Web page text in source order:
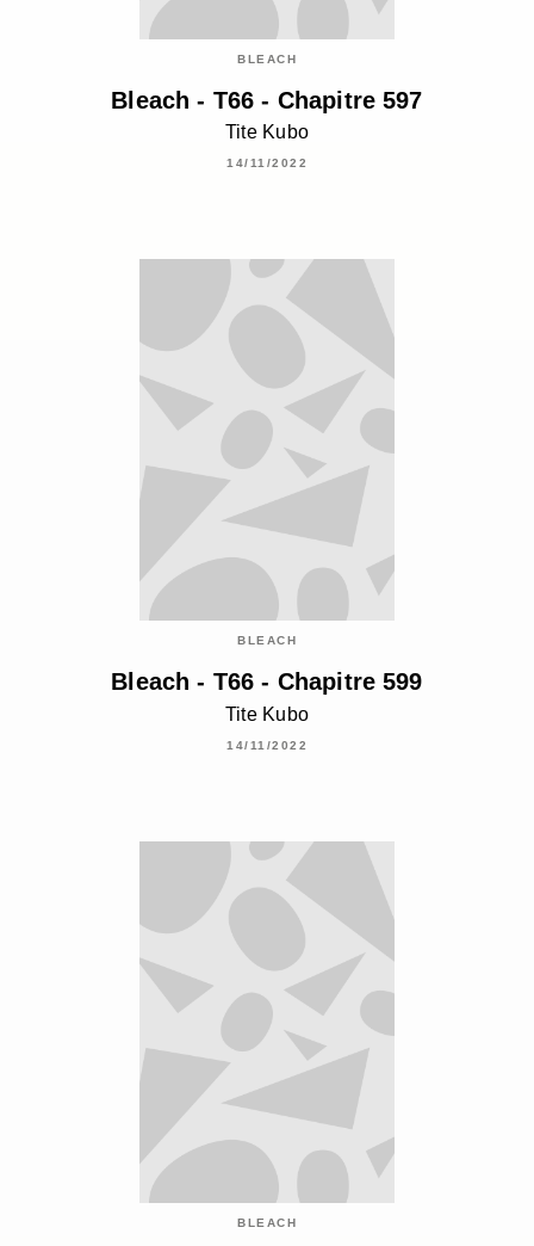
BLEACH
Bleach - T66 - Chapitre 597
Tite Kubo
14/11/2022
BLEACH
Bleach - T66 - Chapitre 599
Tite Kubo
14/11/2022
BLEACH